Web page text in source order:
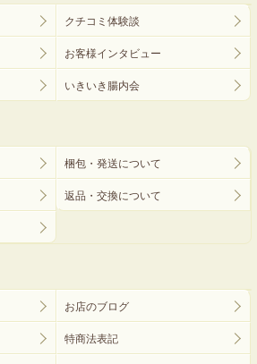
クチコミ体験談
お客様インタビュー
いきいき腸内会
梱包・発送について
返品・交換について
お店のブログ
特商法表記